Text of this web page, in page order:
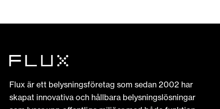
Flux är ett belysningsföretag som sedan 2002 har
skapat innovativa och hållbara belysningslösningar